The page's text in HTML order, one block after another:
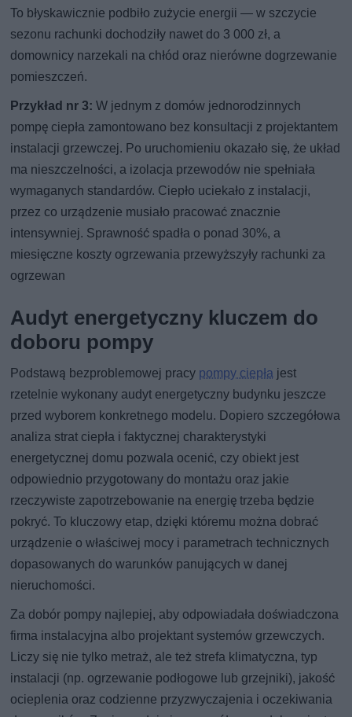
To błyskawicznie podbiło zużycie energii — w szczycie
sezonu rachunki dochodziły nawet do 3 000 zł, a
domownicy narzekali na chłód oraz nierówne dogrzewanie
pomieszczeń.
Przykład nr 3: W jednym z domów jednorodzinnych
pompę ciepła zamontowano bez konsultacji z projektantem
instalacji grzewczej. Po uruchomieniu okazało się, że układ
ma nieszczelności, a izolacja przewodów nie spełniała
wymaganych standardów. Ciepło uciekało z instalacji,
przez co urządzenie musiało pracować znacznie
intensywniej. Sprawność spadła o ponad 30%, a
miesięczne koszty ogrzewania przewyższyły rachunki za
ogrzewan
Audyt energetyczny kluczem do
doboru pompy
Podstawą bezproblemowej pracy pompy ciepła jest
rzetelnie wykonany audyt energetyczny budynku jeszcze
przed wyborem konkretnego modelu. Dopiero szczegółowa
analiza strat ciepła i faktycznej charakterystyki
energetycznej domu pozwala ocenić, czy obiekt jest
odpowiednio przygotowany do montażu oraz jakie
rzeczywiste zapotrzebowanie na energię trzeba będzie
pokryć. To kluczowy etap, dzięki któremu można dobrać
urządzenie o właściwej mocy i parametrach technicznych
dopasowanych do warunków panujących w danej
nieruchomości.
Za dobór pompy najlepiej, aby odpowiadała doświadczona
firma instalacyjna albo projektant systemów grzewczych.
Liczy się nie tylko metraż, ale też strefa klimatyczna, typ
instalacji (np. ogrzewanie podłogowe lub grzejniki), jakość
ocieplenia oraz codzienne przyzwyczajenia i oczekiwania